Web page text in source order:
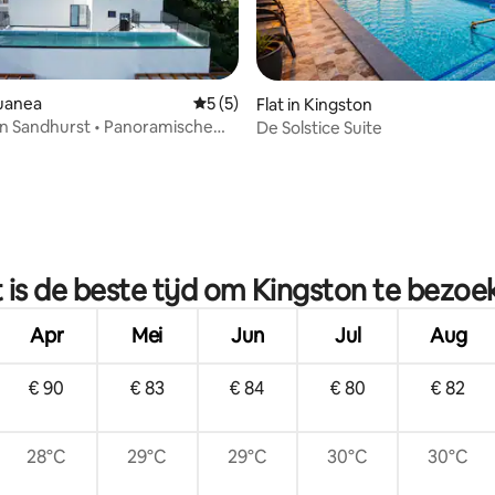
van 4,93 op 5, 43 recensies
Gemiddelde beoordeling van 5 op 5, 5
5 (5)
Sandhurst • Panoramische
Flat in Kingston
De Solstice Suite
is de beste tijd om Kingston te
Apr Mei Jun Jul Aug
€ 90 € 83 € 84 € 80 € 82
28°C 29°C 29°C 30°C 30°C